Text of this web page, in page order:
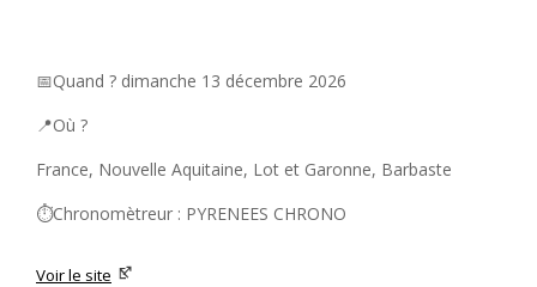
📅Quand ? dimanche 13 décembre 2026
📍Où ?
France, Nouvelle Aquitaine, Lot et Garonne, Barbaste
⏱️Chronomètreur : PYRENEES CHRONO
Voir le site